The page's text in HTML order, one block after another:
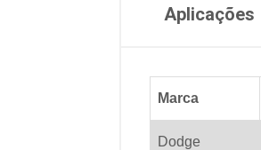
Aplicações
Marca
Dodge